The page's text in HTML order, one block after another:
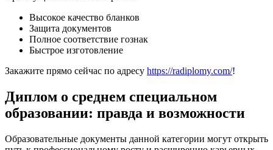
Высокое качество бланков
Защита документов
Полное соответствие гознак
Быстрое изготовление
Закажите прямо сейчас по адресу https://radiplomy.com/!
Диплом о среднем специальном
образовании: правда и возможности
Образовательные документы данной категории могут открыть